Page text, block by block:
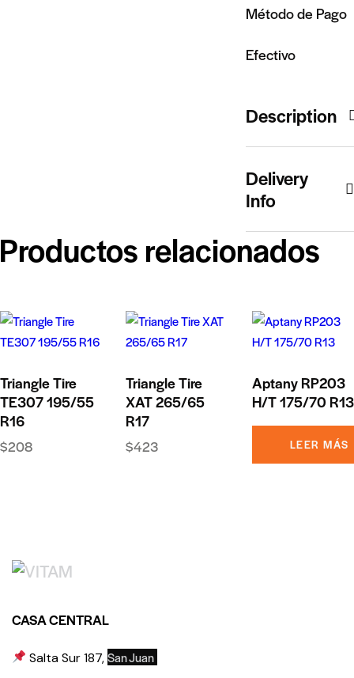
Método de Pago
Efectivo
Description
Delivery
Info
Productos relacionados
Triangle Tire
TE307 195/55
R16
$208
Triangle Tire
XAT 265/65
R17
$423
Aptany RP203
H/T 175/70 R13
LEER MÁS
CASA CENTRAL
Salta Sur 187,San Juan